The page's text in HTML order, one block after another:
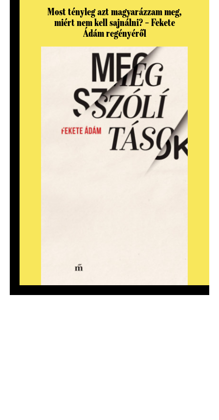
Most tényleg azt magyarázzam meg,
miért nem kell sajnálni? – Fekete
Ádám regényéről